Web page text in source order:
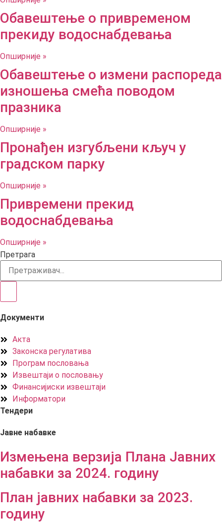
Обавештење о привременом
прекиду водоснабдевања
Опширније »
Обавештење о измени распореда
изношења смећа поводом
празника
Опширније »
Пронађен изгубљени кључ у
градском парку
Опширније »
Привремени прекид
водоснабдевања
Опширније »
Претрага
Документи
Акта
Законска регулатива
Програм пословања
Извештаји о пословању
Финансијиски извештаји
Информатори
Тендери
Јавне набавке
Измењенa верзијa Плана Јавних
набавки за 2024. годину
План јавних набавки за 2023.
годину